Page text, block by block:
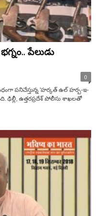
పేలుడు
0
పనిచేస్తున్న 'హర్కత్ ఉల్ హర్బ-ఇ-
ఢిల్లీ, ఉత్తరప్రదేశ్ పోలీసు శాఖలతో